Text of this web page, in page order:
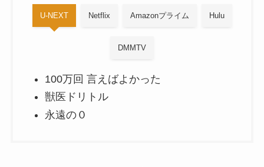
U-NEXT Netflix Amazonプライム Hulu
DMMTV
100万回 言えばよかった
獣医ドリトル
永遠の０